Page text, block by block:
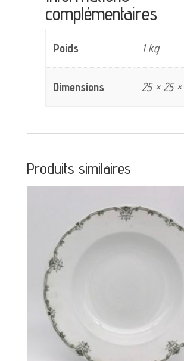
complémentaires
Poids 1 kg
Dimensions 25 × 25
Produits similaires